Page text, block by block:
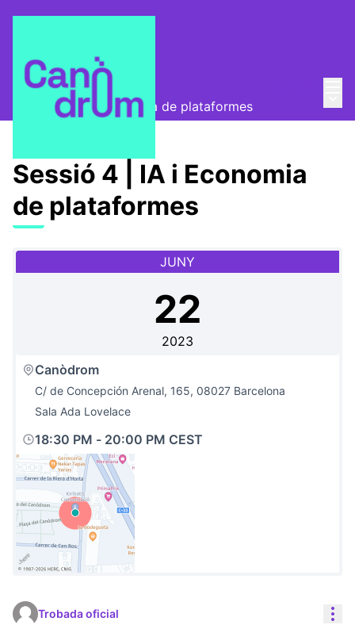
Programa /
Sessió 4 | IA i Economia de plataformes
Sessió 4 | IA i Economia
de plataformes
JUNY
22
2023
Canòdrom
C/ de Concepción Arenal, 165, 08027 Barcelona
Sala Ada Lovelace
18:30 PM - 20:00 PM CEST
Trobada oficial